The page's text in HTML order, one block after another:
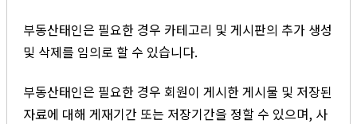
부동산태인은 필요한 경우 카테고리 및 게시판의 추가 생성
및 삭제를 임의로 할 수 있습니다.
부동산태인은 필요한 경우 회원이 게시한 게시물 및 저장된
자료에 대해 게재기간 또는 저장기간을 정할 수 있으며, 사